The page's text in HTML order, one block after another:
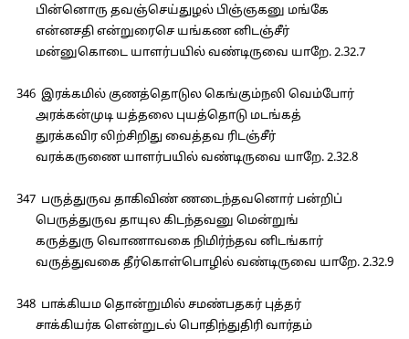
பின்னொரு தவஞ்செய்துழல் பிஞ்ஞகனு மங்கே
என்னசதி என்றுரைசெ யங்கண னிடஞ்சீர்
மன்னுகொடை யாளர்பயில் வண்டிருவை யாறே. 2.32.7
346 இரக்கமில் குணத்தொடுல கெங்கும்நலி வெம்போர்
அரக்கன்முடி யத்தலை புயத்தொடு மடங்கத்
துரக்கவிர லிற்சிறிது வைத்தவ ரிடஞ்சீர்
வரக்கருணை யாளர்பயில் வண்டிருவை யாறே. 2.32.8
347 பருத்துருவ தாகிவிண் ணடைந்தவனொர் பன்றிப்
பெருத்துருவ தாயுல கிடந்தவனு மென்றுங்
கருத்துரு வொணாவகை நிமிர்ந்தவ னிடங்கார்
வருத்துவகை தீர்கொள்பொழில் வண்டிருவை யாறே. 2.32.9
348 பாக்கியம தொன்றுமில் சமண்பதகர் புத்தர்
சாக்கியர்க ளென்றுடல் பொதிந்துதிரி வார்தம்